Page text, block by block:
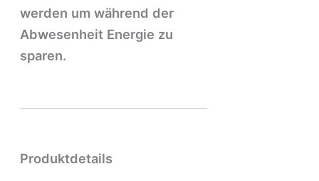
werden um während der
Abwesenheit Energie zu
sparen.
Produktdetails